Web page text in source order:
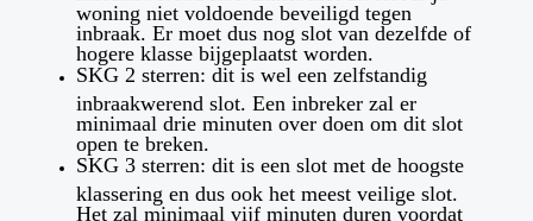
woning niet voldoende beveiligd tegen
inbraak. Er moet dus nog slot van dezelfde of
hogere klasse bijgeplaatst worden.
SKG 2 sterren: dit is wel een zelfstandig
inbraakwerend slot. Een inbreker zal er
minimaal drie minuten over doen om dit slot
open te breken.
SKG 3 sterren: dit is een slot met de hoogste
klassering en dus ook het meest veilige slot.
Het zal minimaal vijf minuten duren voordat